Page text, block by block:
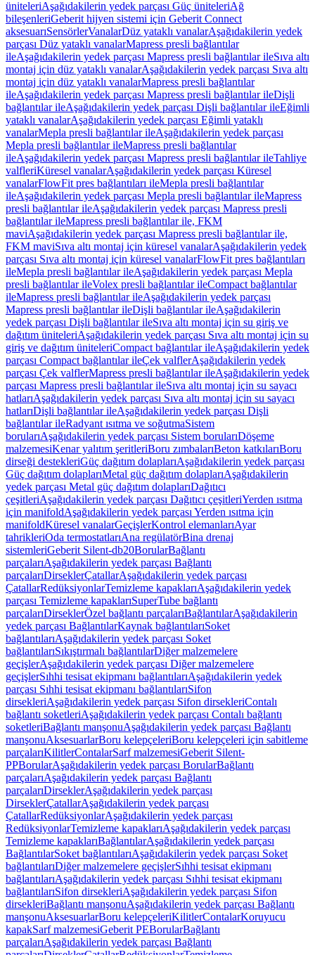
üniteleriAşağıdakilerin yedek parçası Güç üniteleriAğ
bileşenleriGeberit hijyen sistemi için Geberit Connect
aksesuarıSensörlerVanalarDüz yataklı vanalarAşağıdakilerin yedek
parçası Düz yataklı vanalarMapress presli bağlantılar
ileAşağıdakilerin yedek parçası Mapress presli bağlantılar ileSıva altı
montaj için düz yataklı vanalarAşağıdakilerin yedek parçası Sıva altı
montaj için düz yataklı vanalarMapress presli bağlantılar
ileAşağıdakilerin yedek parçası Mapress presli bağlantılar ileDişli
bağlantılar ileAşağıdakilerin yedek parçası Dişli bağlantılar ileEğimli
yataklı vanalarAşağıdakilerin yedek parçası Eğimli yataklı
vanalarMepla presli bağlantılar ileAşağıdakilerin yedek parçası
Mepla presli bağlantılar ileMapress presli bağlantılar
ileAşağıdakilerin yedek parçası Mapress presli bağlantılar ileTahliye
valfleriKüresel vanalarAşağıdakilerin yedek parçası Küresel
vanalarFlowFit pres bağlantıları ileMepla presli bağlantılar
ileAşağıdakilerin yedek parçası Mepla presli bağlantılar ileMapress
presli bağlantılar ileAşağıdakilerin yedek parçası Mapress presli
bağlantılar ileMapress presli bağlantılar ile, FKM
maviAşağıdakilerin yedek parçası Mapress presli bağlantılar ile,
FKM maviSıva altı montaj için küresel vanalarAşağıdakilerin yedek
parçası Sıva altı montaj için küresel vanalarFlowFit pres bağlantıları
ileMepla presli bağlantılar ileAşağıdakilerin yedek parçası Mepla
presli bağlantılar ileVolex presli bağlantılar ileCompact bağlantılar
ileMapress presli bağlantılar ileAşağıdakilerin yedek parçası
Mapress presli bağlantılar ileDişli bağlantılar ileAşağıdakilerin
yedek parçası Dişli bağlantılar ileSıva altı montaj için su giriş ve
dağıtım üniteleriAşağıdakilerin yedek parçası Sıva altı montaj için su
giriş ve dağıtım üniteleriCompact bağlantılar ileAşağıdakilerin yedek
parçası Compact bağlantılar ileÇek valflerAşağıdakilerin yedek
parçası Çek valflerMapress presli bağlantılar ileAşağıdakilerin yedek
parçası Mapress presli bağlantılar ileSıva altı montaj için su sayacı
hatlarıAşağıdakilerin yedek parçası Sıva altı montaj için su sayacı
hatlarıDişli bağlantılar ileAşağıdakilerin yedek parçası Dişli
bağlantılar ileRadyant ısıtma ve soğutmaSistem
borularıAşağıdakilerin yedek parçası Sistem borularıDöşeme
malzemesiKenar yalıtım şeritleriBoru zımbalarıBeton katkılarıBoru
dirseği destekleriGüç dağıtım dolaplarıAşağıdakilerin yedek parçası
Güç dağıtım dolaplarıMetal güç dağıtım dolaplarıAşağıdakilerin
yedek parçası Metal güç dağıtım dolaplarıDağıtıcı
çeşitleriAşağıdakilerin yedek parçası Dağıtıcı çeşitleriYerden ısıtma
için manifoldAşağıdakilerin yedek parçası Yerden ısıtma için
manifoldKüresel vanalarGeçişlerKontrol elemanlarıAyar
tahrikleriOda termostatlarıAna regülatörBina drenaj
sistemleriGeberit Silent-db20BorularBağlantı
parçalarıAşağıdakilerin yedek parçası Bağlantı
parçalarıDirseklerÇatallarAşağıdakilerin yedek parçası
ÇatallarRedüksiyonlarTemizleme kapaklarıAşağıdakilerin yedek
parçası Temizleme kapaklarıSuperTube bağlantı
parçalarıDirseklerÖzel bağlantı parçalarıBağlantılarAşağıdakilerin
yedek parçası BağlantılarKaynak bağlantılarıSoket
bağlantılarıAşağıdakilerin yedek parçası Soket
bağlantılarıSıkıştırmalı bağlantılarDiğer malzemelere
geçişlerAşağıdakilerin yedek parçası Diğer malzemelere
geçişlerSıhhi tesisat ekipmanı bağlantılarıAşağıdakilerin yedek
parçası Sıhhi tesisat ekipmanı bağlantılarıSifon
dirsekleriAşağıdakilerin yedek parçası Sifon dirsekleriContalı
bağlantı soketleriAşağıdakilerin yedek parçası Contalı bağlantı
soketleriBağlantı manşonuAşağıdakilerin yedek parçası Bağlantı
manşonuAksesuarlarBoru kelepçeleriBoru kelepçeleri için sabitleme
parçalarıKilitlerContalarSarf malzemesiGeberit Silent-
PPBorularAşağıdakilerin yedek parçası BorularBağlantı
parçalarıAşağıdakilerin yedek parçası Bağlantı
parçalarıDirseklerAşağıdakilerin yedek parçası
DirseklerÇatallarAşağıdakilerin yedek parçası
ÇatallarRedüksiyonlarAşağıdakilerin yedek parçası
RedüksiyonlarTemizleme kapaklarıAşağıdakilerin yedek parçası
Temizleme kapaklarıBağlantılarAşağıdakilerin yedek parçası
BağlantılarSoket bağlantılarıAşağıdakilerin yedek parçası Soket
bağlantılarıDiğer malzemelere geçişlerSıhhi tesisat ekipmanı
bağlantılarıAşağıdakilerin yedek parçası Sıhhi tesisat ekipmanı
bağlantılarıSifon dirsekleriAşağıdakilerin yedek parçası Sifon
dirsekleriBağlantı manşonuAşağıdakilerin yedek parçası Bağlantı
manşonuAksesuarlarBoru kelepçeleriKilitlerContalarKoruyucu
kapakSarf malzemesiGeberit PEBorularBağlantı
parçalarıAşağıdakilerin yedek parçası Bağlantı